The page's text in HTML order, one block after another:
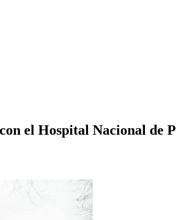
el Hospital Nacional de